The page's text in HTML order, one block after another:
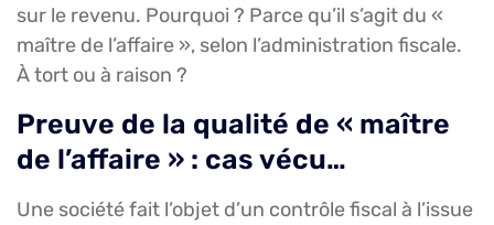
sur le revenu. Pourquoi ? Parce qu’il s’agit du «
maître de l’affaire », selon l’administration fiscale.
À tort ou à raison ?
Preuve de la qualité de « maître
de l’affaire » : cas vécu…
Une société fait l’objet d’un contrôle fiscal à l’issue